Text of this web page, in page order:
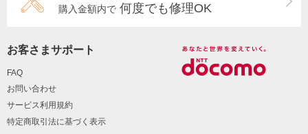
購入金額内で 何度でも修理OK
お客さまサポート
FAQ
お問い合わせ
サービス利用規約
特定商取引法に基づく表示